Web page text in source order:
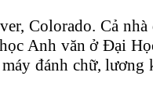
Colorado. Cả
Anh văn ở Đại
đánh chữ,